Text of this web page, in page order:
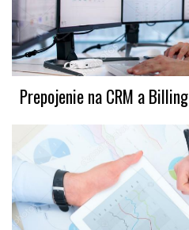
Prepojenie na CRM a Billing